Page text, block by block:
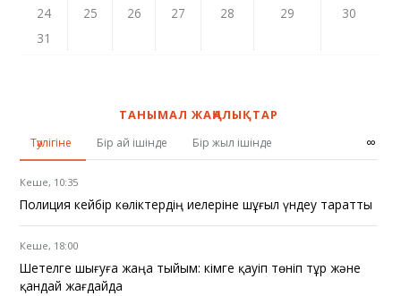
24
25 26 27 28 29
30
31
ТАНЫМАЛ ЖАҢАЛЫҚТАР
Тәулігіне Бір ай ішінде Бір жыл ішінде ∞
Кеше, 10:35
Полиция кейбір көліктердің иелеріне шұғыл үндеу таратты
Кеше, 18:00
Шетелге шығуға жаңа тыйым: кімге қауіп төніп тұр және
қандай жағдайда